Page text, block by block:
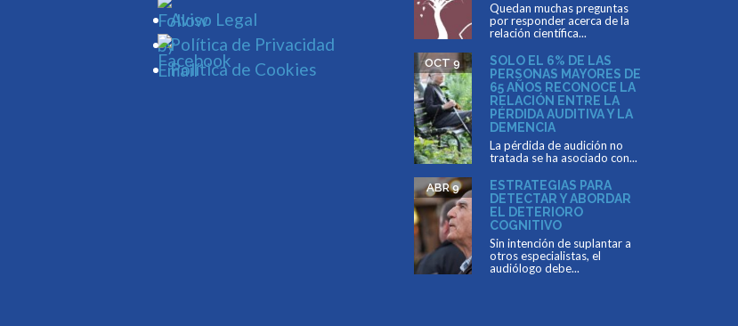
Aviso Legal
Política de Privacidad
Política de Cookies
Quedan muchas preguntas
por responder acerca de la
relación científica...
SOLO EL 6% DE LAS
PERSONAS MAYORES DE
65 AÑOS RECONOCE LA
RELACIÓN ENTRE LA
PÉRDIDA AUDITIVA Y LA
DEMENCIA
OCT 9
La pérdida de audición no
tratada se ha asociado con...
ESTRATEGIAS PARA
DETECTAR Y ABORDAR
EL DETERIORO
COGNITIVO
ABR 9
Sin intención de suplantar a
otros especialistas, el
audiólogo debe...